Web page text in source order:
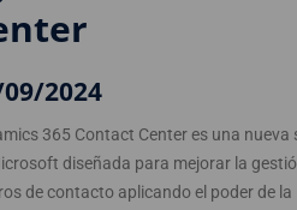
2024
365 Contact Center es una nueva
diseñada para mejorar la
de contacto aplicando el poder de la